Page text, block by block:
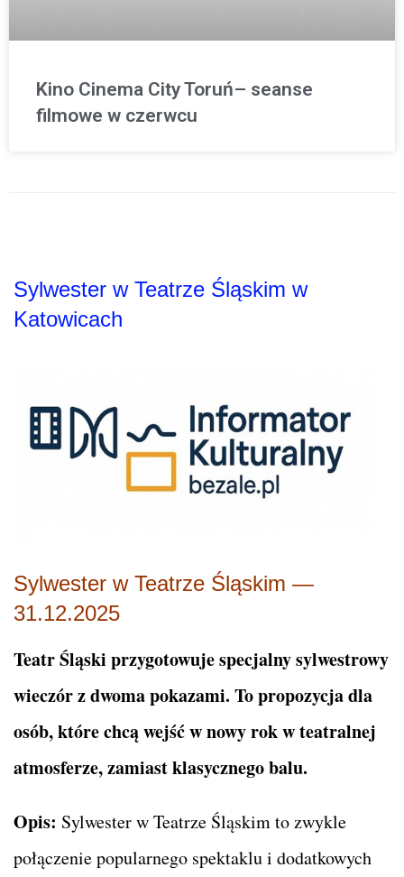
Kino Cinema City Toruń– seanse
filmowe w czerwcu
Sylwester w Teatrze Śląskim w
Katowicach
Sylwester w Teatrze Śląskim —
31.12.2025
Teatr Śląski przygotowuje specjalny sylwestrowy
wieczór z dwoma pokazami. To propozycja dla
osób, które chcą wejść w nowy rok w teatralnej
atmosferze, zamiast klasycznego balu.
Opis: Sylwester w Teatrze Śląskim to zwykle
połączenie popularnego spektaklu i dodatkowych